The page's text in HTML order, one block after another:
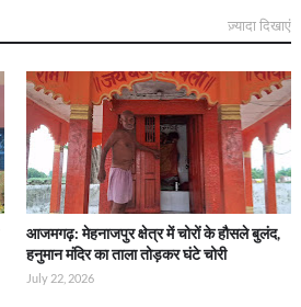
ज़्यादा दिखाएं
आजमगढ़: मेहनाजपुर क्षेत्र में चोरों के हौसले बुलंद,
हनुमान मंदिर का ताला तोड़कर घंटे चोरी
July 22, 2026